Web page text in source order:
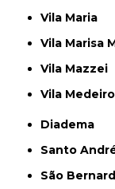
Vila Maria
Vila Marisa
Vila Mazzei
Vila
Diadema
Santo
São